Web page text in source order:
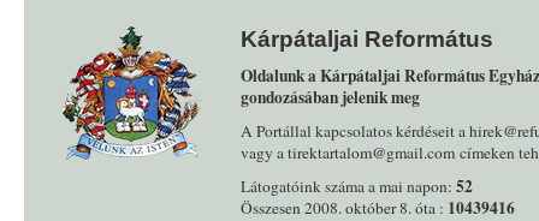
Kárpátaljai Református
Oldalunk a Kárpátaljai Református
gondozásában jelenik meg
A Portállal kapcsolatos kérdéseit a
vagy a tirektartalom@gmail.com címeken
Látogatóink száma a mai napon: 52
Összesen 2008. október 8. óta : 10439416